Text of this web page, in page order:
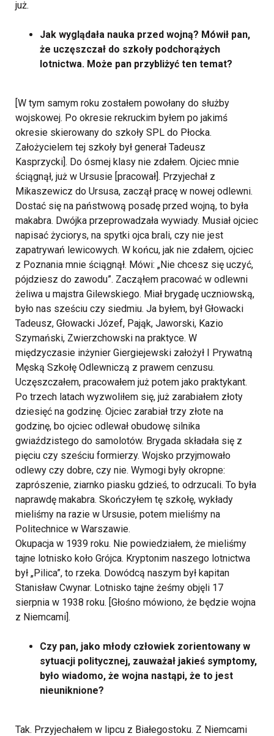
już.
Jak wyglądała nauka przed wojną? Mówił pan,
że uczęszczał do szkoły podchorążych
lotnictwa. Może pan przybliżyć ten temat?
[W tym samym roku zostałem powołany do służby
wojskowej. Po okresie rekruckim byłem po jakimś
okresie skierowany do szkoły SPL do Płocka.
Założycielem tej szkoły był generał Tadeusz
Kasprzycki]. Do ósmej klasy nie zdałem. Ojciec mnie
ściągnął, już w Ursusie [pracował]. Przyjechał z
Mikaszewicz do Ursusa, zaczął pracę w nowej odlewni.
Dostać się na państwową posadę przed wojną, to była
makabra. Dwójka przeprowadzała wywiady. Musiał ojciec
napisać życiorys, na spytki ojca brali, czy nie jest
zapatrywań lewicowych. W końcu, jak nie zdałem, ojciec
z Poznania mnie ściągnął. Mówi: „Nie chcesz się uczyć,
pójdziesz do zawodu”. Zacząłem pracować w odlewni
żeliwa u majstra Gilewskiego. Miał brygadę uczniowską,
było nas sześciu czy siedmiu. Ja byłem, był Głowacki
Tadeusz, Głowacki Józef, Pająk, Jaworski, Kazio
Szymański, Zwierzchowski na praktyce. W
międzyczasie inżynier Giergiejewski założył I Prywatną
Męską Szkołę Odlewniczą z prawem cenzusu.
Uczęszczałem, pracowałem już potem jako praktykant.
Po trzech latach wyzwoliłem się, już zarabiałem złoty
dziesięć na godzinę. Ojciec zarabiał trzy złote na
godzinę, bo ojciec odlewał obudowę silnika
gwiaździstego do samolotów. Brygada składała się z
pięciu czy sześciu formierzy. Wojsko przyjmowało
odlewy czy dobre, czy nie. Wymogi były okropne:
zaprószenie, ziarnko piasku gdzieś, to odrzucali. To była
naprawdę makabra. Skończyłem tę szkołę, wykłady
mieliśmy na razie w Ursusie, potem mieliśmy na
Politechnice w Warszawie.
Okupacja w 1939 roku. Nie powiedziałem, że mieliśmy
tajne lotnisko koło Grójca. Kryptonim naszego lotnictwa
był „Pilica”, to rzeka. Dowódcą naszym był kapitan
Stanisław Cwynar. Lotnisko tajne żeśmy objęli 17
sierpnia w 1938 roku. [Głośno mówiono, że będzie wojna
z Niemcami].
Czy pan, jako młody człowiek zorientowany w
sytuacji politycznej, zauważał jakieś symptomy,
było wiadomo, że wojna nastąpi, że to jest
nieuniknione?
Tak. Przyjechałem w lipcu z Białegostoku. Z Niemcami